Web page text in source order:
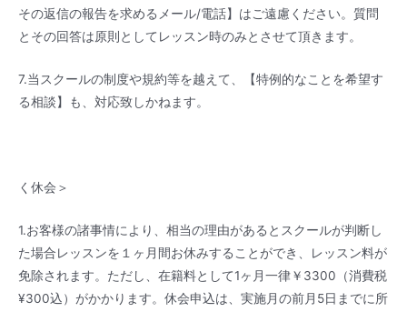
その返信の報告を求めるメール/電話】はご遠慮ください。質問
とその回答は原則としてレッスン時のみとさせて頂きます。
7.当スクールの制度や規約等を越えて、【特例的なことを希望す
る相談】も、対応致しかねます。
く休会＞
1.お客様の諸事情により、相当の理由があるとスクールが判断し
た場合レッスンを１ヶ月間お休みすることができ、レッスン料が
免除されます。ただし、在籍料として1ヶ月一律￥3300（消費税
¥300込）がかかります。休会申込は、実施月の前月5日までに所